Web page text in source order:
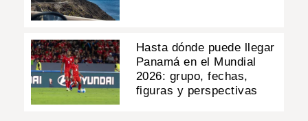
Hasta dónde puede llegar
Panamá en el Mundial
2026: grupo, fechas,
figuras y perspectivas